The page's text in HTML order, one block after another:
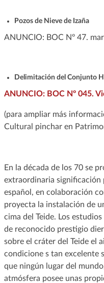
Pozos de Nieve de Izaña
ANUNCIO: BOC Nº 47.
Delimitación del Conjunto
ANUNCIO: BOC Nº 045.
(para ampliar más
Cultural pinchar en
En la década de los 70 se
extraordinaria significación
español, en colaboración
proyecta la instalación de
cima del Teide. Los
de reconocido prestigio
sobre el cráter del Teide el
condicione s tan excelente
que ningún lugar del
atmósfera posee unas